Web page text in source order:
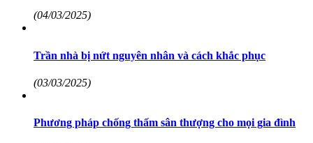
(04/03/2025)
Trần nhà bị nứt nguyên nhân và cách khắc phục
(03/03/2025)
Phương pháp chống thấm sân thượng cho mọi gia đình